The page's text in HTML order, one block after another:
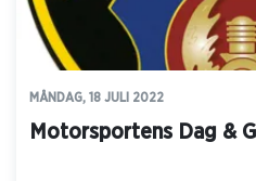
MÅNDAG, 18 JULI 2022
Motorsportens Dag &